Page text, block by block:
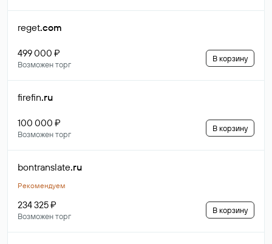
reget.com
499 000 ₽
Возможен торг
В корзину
firefin.ru
100 000 ₽
Возможен торг
В корзину
bontranslate.ru
Рекомендуем
234 325 ₽
Возможен торг
В корзину